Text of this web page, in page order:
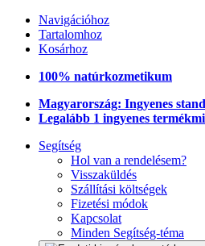
Navigációhoz
Tartalomhoz
Kosárhoz
100% natúrkozmetikum
Magyarország: Ingyenes
Legalább 1 ingyenes
Segítség
Hol van a rendelésem?
Visszaküldés
Szállítási költségek
Fizetési módok
Kapcsolat
Minden Segítség-téma